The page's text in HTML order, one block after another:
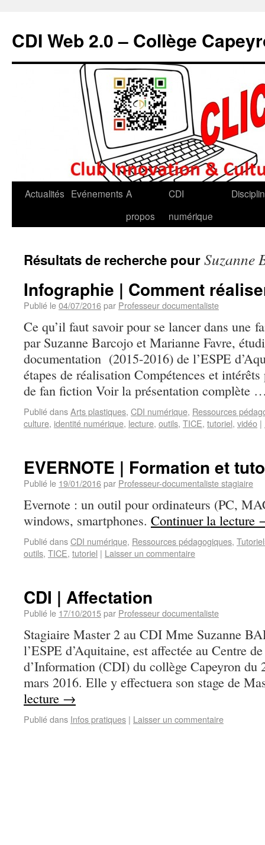
CDI Web 2.0 – Collège
Actualités Evénements A
propos
CDI
numérique
Résultats de recherche pourSuzanne
Infographie | Comment
Publié le04/07/2016par Professeur documentaliste
Ce qu’il faut savoir pour se lancer dans une
par Suzanne Barcojo et Marianne Favre,
documentation (2015-2016) de l’ESPE
étapes de réalisation Compétences et
de fan fiction Voir la présentation complète
Publié dansArts plastiques, CDI numérique, Ressources
culture, identité numérique, lecture, outils, TICE, tutoriel, vidéo |
EVERNOTE | Formation et
Publié le 19/01/2016par Professeur-documentaliste stagiaire
Evernote : un outil pour ordinateurs (PC,
windows, smartphones. Continuer la lecture
Publié dansCDI numérique, Ressources pédagogiques,
outils, TICE, tutoriel | Laisser un commentaire
CDI | Affectation
Publié le 17/10/2015par Professeur documentaliste
Stagiaire Master 2 au CDI Mme Suzanne
l’ESPE d’Aquitaine, est affectée au Centre
d’Information (CDI) du collège Capeyron du
mars 2016. Elle y effectuera son stage de
lecture →
Publié dans Infos pratiques | Laisser un commentaire